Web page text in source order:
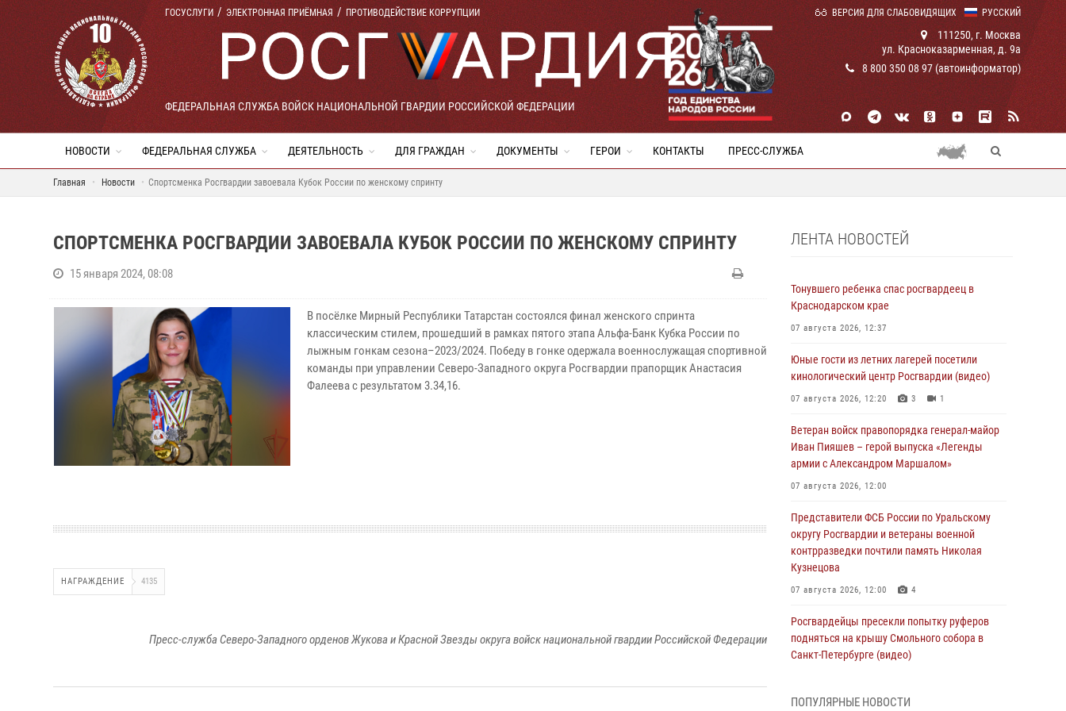
РУССКИЙ
ГОСУСЛУГИ ЭЛЕКТРОННАЯ ПРИЁМНАЯ ПРОТИВОДЕЙСТВИЕ КОРРУПЦИИ ВЕРСИЯ ДЛЯ СЛАБОВИДЯЩИХ
ФЕДЕРАЛЬНАЯ СЛУЖБА ВОЙСК НАЦИОНАЛЬНОЙ ГВАРДИИ РОССИЙСКОЙ ФЕДЕРАЦИИ
111250, г. Москва
ул. Красноказарменная, д. 9а
8 800 350 08 97 (автоинформатор)
НОВОСТИ ФЕДЕРАЛЬНАЯ СЛУЖБА ДЕЯТЕЛЬНОСТЬ ДЛЯ ГРАЖДАН ДОКУМЕНТЫ ГЕРОИ КОНТАКТЫ ПРЕСС-СЛУЖБА
Главная Новости Спортсменка Росгвардии завоевала Кубок России по женскому спринту
СПОРТСМЕНКА РОСГВАРДИИ ЗАВОЕВАЛА КУБОК РОССИИ ПО ЖЕНСКОМУ СПРИНТУ
15 января 2024, 08:08
В посёлке Мирный Республики Татарстан состоялся финал женского спринта
классическим стилем, прошедший в рамках пятого этапа Альфа-Банк Кубка России по
лыжным гонкам сезона–2023/2024. Победу в гонке одержала военнослужащая спортивной
команды при управлении Северо-Западного округа Росгвардии прапорщик Анастасия
Фалеева с результатом 3.34,16.
НАГРАЖДЕНИЕ 4135
Пресс-служба Северо-Западного орденов Жукова и Красной Звезды округа войск национальной гвардии Российской Федерации
ЛЕНТА НОВОСТЕЙ
Тонувшего ребенка спас росгвардеец в
Краснодарском крае
07 августа 2026, 12:37
Юные гости из летних лагерей посетили
кинологический центр Росгвардии (видео)
07 августа 2026, 12:20 3 1
Ветеран войск правопорядка генерал-майор
Иван Пияшев – герой выпуска «Легенды
армии с Александром Маршалом»
07 августа 2026, 12:00
Представители ФСБ России по Уральскому
округу Росгвардии и ветераны военной
контрразведки почтили память Николая
Кузнецова
07 августа 2026, 12:00 4
Росгвардейцы пресекли попытку руферов
подняться на крышу Смольного собора в
Санкт-Петербурге (видео)
ПОПУЛЯРНЫЕ НОВОСТИ